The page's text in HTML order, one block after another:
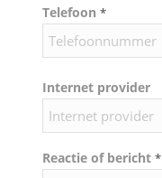
Telefoon*
Internet provider
Reactie of bericht*